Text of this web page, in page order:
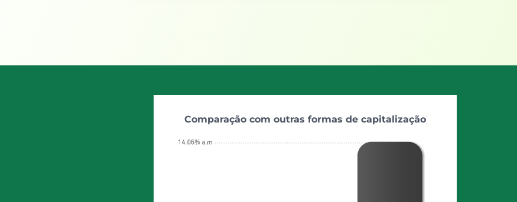
Comparação com outras formas de capitalização